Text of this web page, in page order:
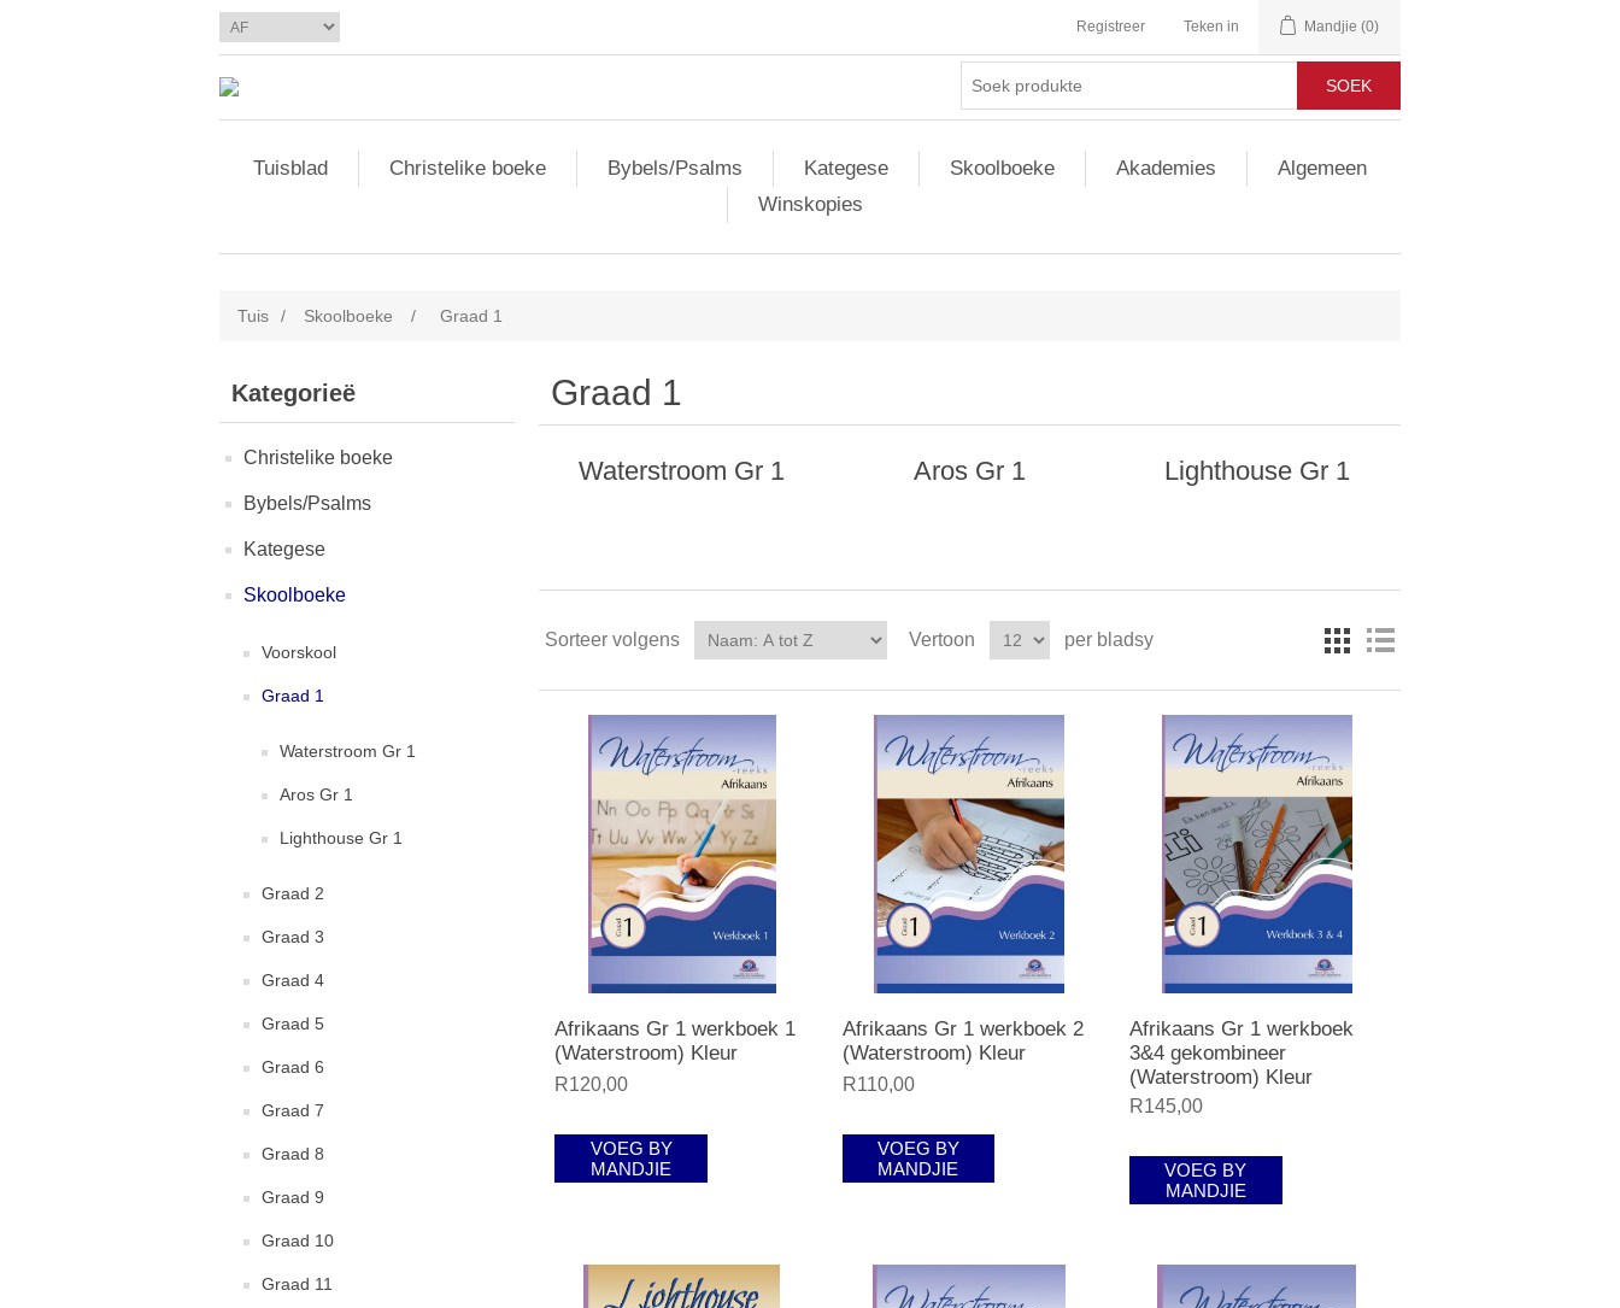
Registreer Teken in Mandjie (0)
SOEK
Tuisblad Christelike boeke Bybels/Psalms Kategese Skoolboeke Akademies
Algemeen
Winskopies
Tuis / Skoolboeke / Graad 1
Kategorieë
Christelike boeke
Bybels/Psalms
Kategese
Skoolboeke
Voorskool
Graad 1
Waterstroom Gr 1
Aros Gr 1
Lighthouse Gr 1
Graad 2
Graad 3
Graad 4
Graad 5
Graad 6
Graad 7
Graad 8
Graad 9
Graad 10
Graad 11
Graad 1
Waterstroom Gr 1 Aros Gr 1 Lighthouse Gr 1
Sorteer volgens Vertoon per bladsy
Afrikaans Gr 1 werkboek 1
(Waterstroom) Kleur
R120,00
VOEG BY
MANDJIE
Afrikaans Gr 1 werkboek 2
(Waterstroom) Kleur
R110,00
VOEG BY
MANDJIE
Afrikaans Gr 1 werkboek
3&4 gekombineer
(Waterstroom) Kleur
R145,00
VOEG BY
MANDJIE